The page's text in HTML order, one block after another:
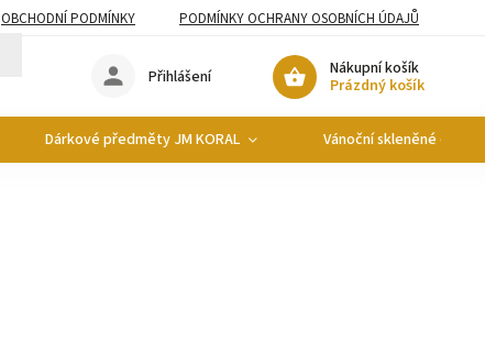
OBCHODNÍ PODMÍNKY PODMÍNKY OCHRANY OSOBNÍCH ÚDAJŮ
Nákupní košík
Prázdný košík
Přihlášení
Dárkové předměty JM KORAL Vánoční skleněné